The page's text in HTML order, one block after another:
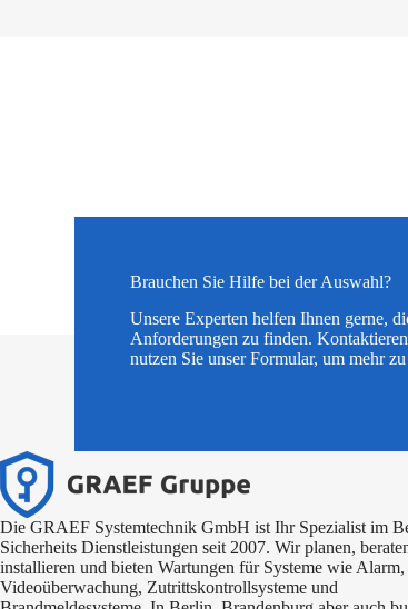
Brauchen Sie Hilfe bei der Auswahl?
Unsere Experten helfen Ihnen gerne,
Anforderungen zu finden.
nutzen Sie unser Formular, um mehr
Die GRAEF Systemtechnik GmbH ist Ihr Spezialist im
Sicherheits Dienstleistungen seit 2007. Wir planen,
installieren und bieten Wartungen für Systeme wie Alarm,
Videoüberwachung, Zutrittskontrollsysteme und